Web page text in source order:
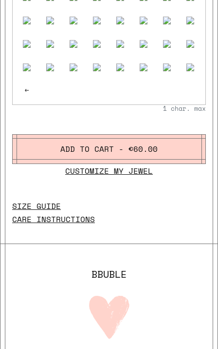
<-
1 char. max
ADD TO CART - €60.00
CUSTOMIZE MY JEWEL
close
SIZE GUIDE
CARE INSTRUCTIONS
BBUBLE